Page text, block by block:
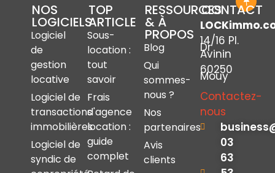
NOS
LOGICIELS
Logiciel
de
gestion
locative
Logiciel de
transactions
immobilières
Logiciel de
syndic de
TOP
ARTICLE
Sous-
location :
tout
savoir
Frais
d'agence
location :
guide
complet
RESSOURCES
& À
PROPOS
Blog
Qui
sommes-
nous ?
Nos
partenaires
Avis
clients
CONTACT
14/16 Pl.
Dr
Avinin
60250
Mouy
Contactez-
nous
03
63